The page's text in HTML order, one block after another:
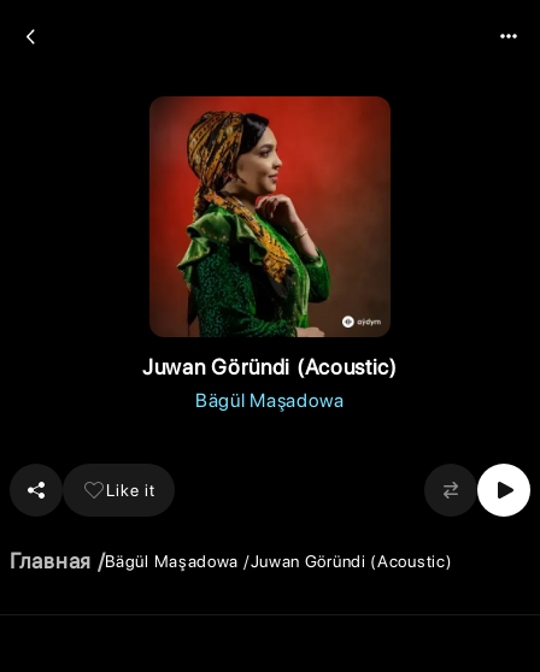
Juwan Göründi (Acoustic)
Bägül Maşadowa
Like it
Главная Bägül Maşadowa Juwan Göründi (Acoustic)